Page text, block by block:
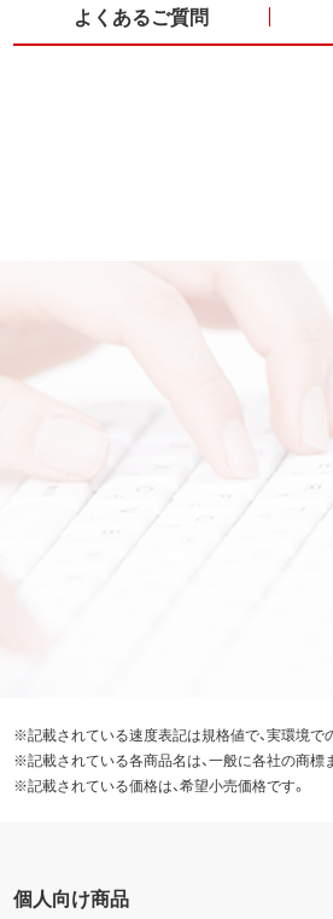
よくあるご質問
※記載されている速度表記は規格値で、実環境で
※記載されている各商品名は、一般に各社の商標
※記載されている価格は、希望小売価格です。
個人向け商品